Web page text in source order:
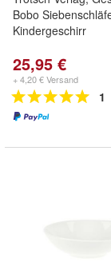
Bobo
Kindergeschirr
25,95 €
+ 4,20 € Versand
1